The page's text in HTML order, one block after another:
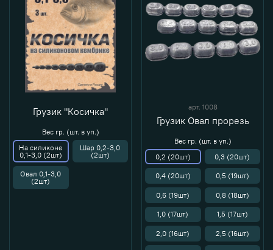
Грузик "Косичка"
Вес гр. (шт. в уп.)
На силиконе
0,1-3,0 (2шт)
Шар 0,2-3,0
(2шт)
Овал 0,1-3,0
(2шт)
арт. 1008
Грузик Овал прорезь
Вес гр. (шт. в уп.)
0,2 (20шт)
0,3 (20шт)
0,4 (20шт) 0,5 (19шт)
0,6 (19шт) 0,8 (18шт)
1,0 (17шт) 1,5 (17шт)
2,0 (16шт) 2,5 (16шт)